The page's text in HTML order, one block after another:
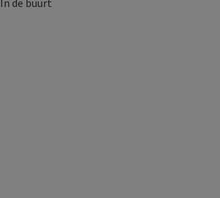
In de buurt